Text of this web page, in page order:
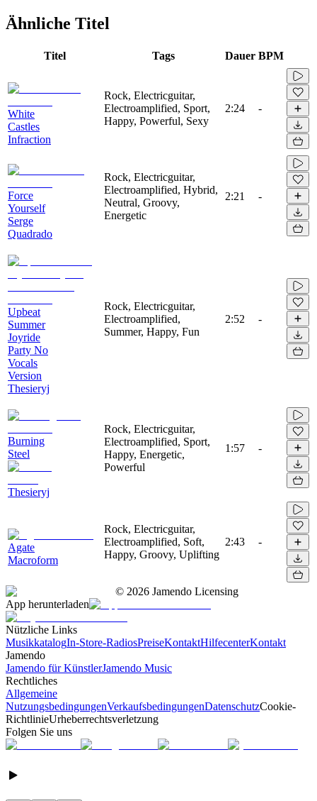
Ähnliche Titel
Titel Tags Dauer BPM
White
Castles
Infraction
Rock, Electricguitar,
Electroamplified, Sport,
Happy, Powerful, Sexy
2:24 -
Force
Yourself
Serge
Quadrado
Rock, Electricguitar,
Electroamplified, Hybrid,
Neutral, Groovy,
Energetic
2:21 -
Upbeat
Summer
Joyride
Party No
Vocals
Version
Thesieryj
Rock, Electricguitar,
Electroamplified,
Summer, Happy, Fun
2:52 -
Burning
Steel
Thesieryj
Rock, Electricguitar,
Electroamplified, Sport,
Happy, Energetic,
Powerful
1:57 -
Agate
Macroform
Rock, Electricguitar,
Electroamplified, Soft,
Happy, Groovy, Uplifting
2:43 -
© 2026 Jamendo Licensing
App herunterladen
Nützliche Links
MusikkatalogIn-Store-RadiosPreiseKontaktHilfecenterKontakt
Jamendo
Jamendo für KünstlerJamendo Music
Rechtliches
Allgemeine
NutzungsbedingungenVerkaufsbedingungenDatenschutzCookie-
RichtlinieUrheberrechtsverletzung
Folgen Sie uns